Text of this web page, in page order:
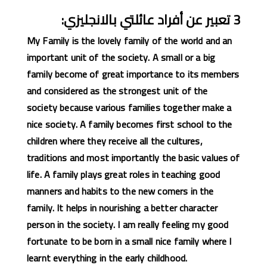
3تعبير عنأفرادعائلتيبالانجليزي:
My Family is the lovely family of the world and an
important unit of the society. A small or a big
family become of great importance to its members
and considered as the strongest unit of the
society because various families together make a
nice society. A family becomes first school to the
children where they receive all the cultures,
traditions and most importantly the basic values of
life. A family plays great roles in teaching good
manners and habits to the new comers in the
family. It helps in nourishing a better character
person in the society. I am really feeling my good
fortunate to be born in a small nice family where I
learnt everything in the early childhood.